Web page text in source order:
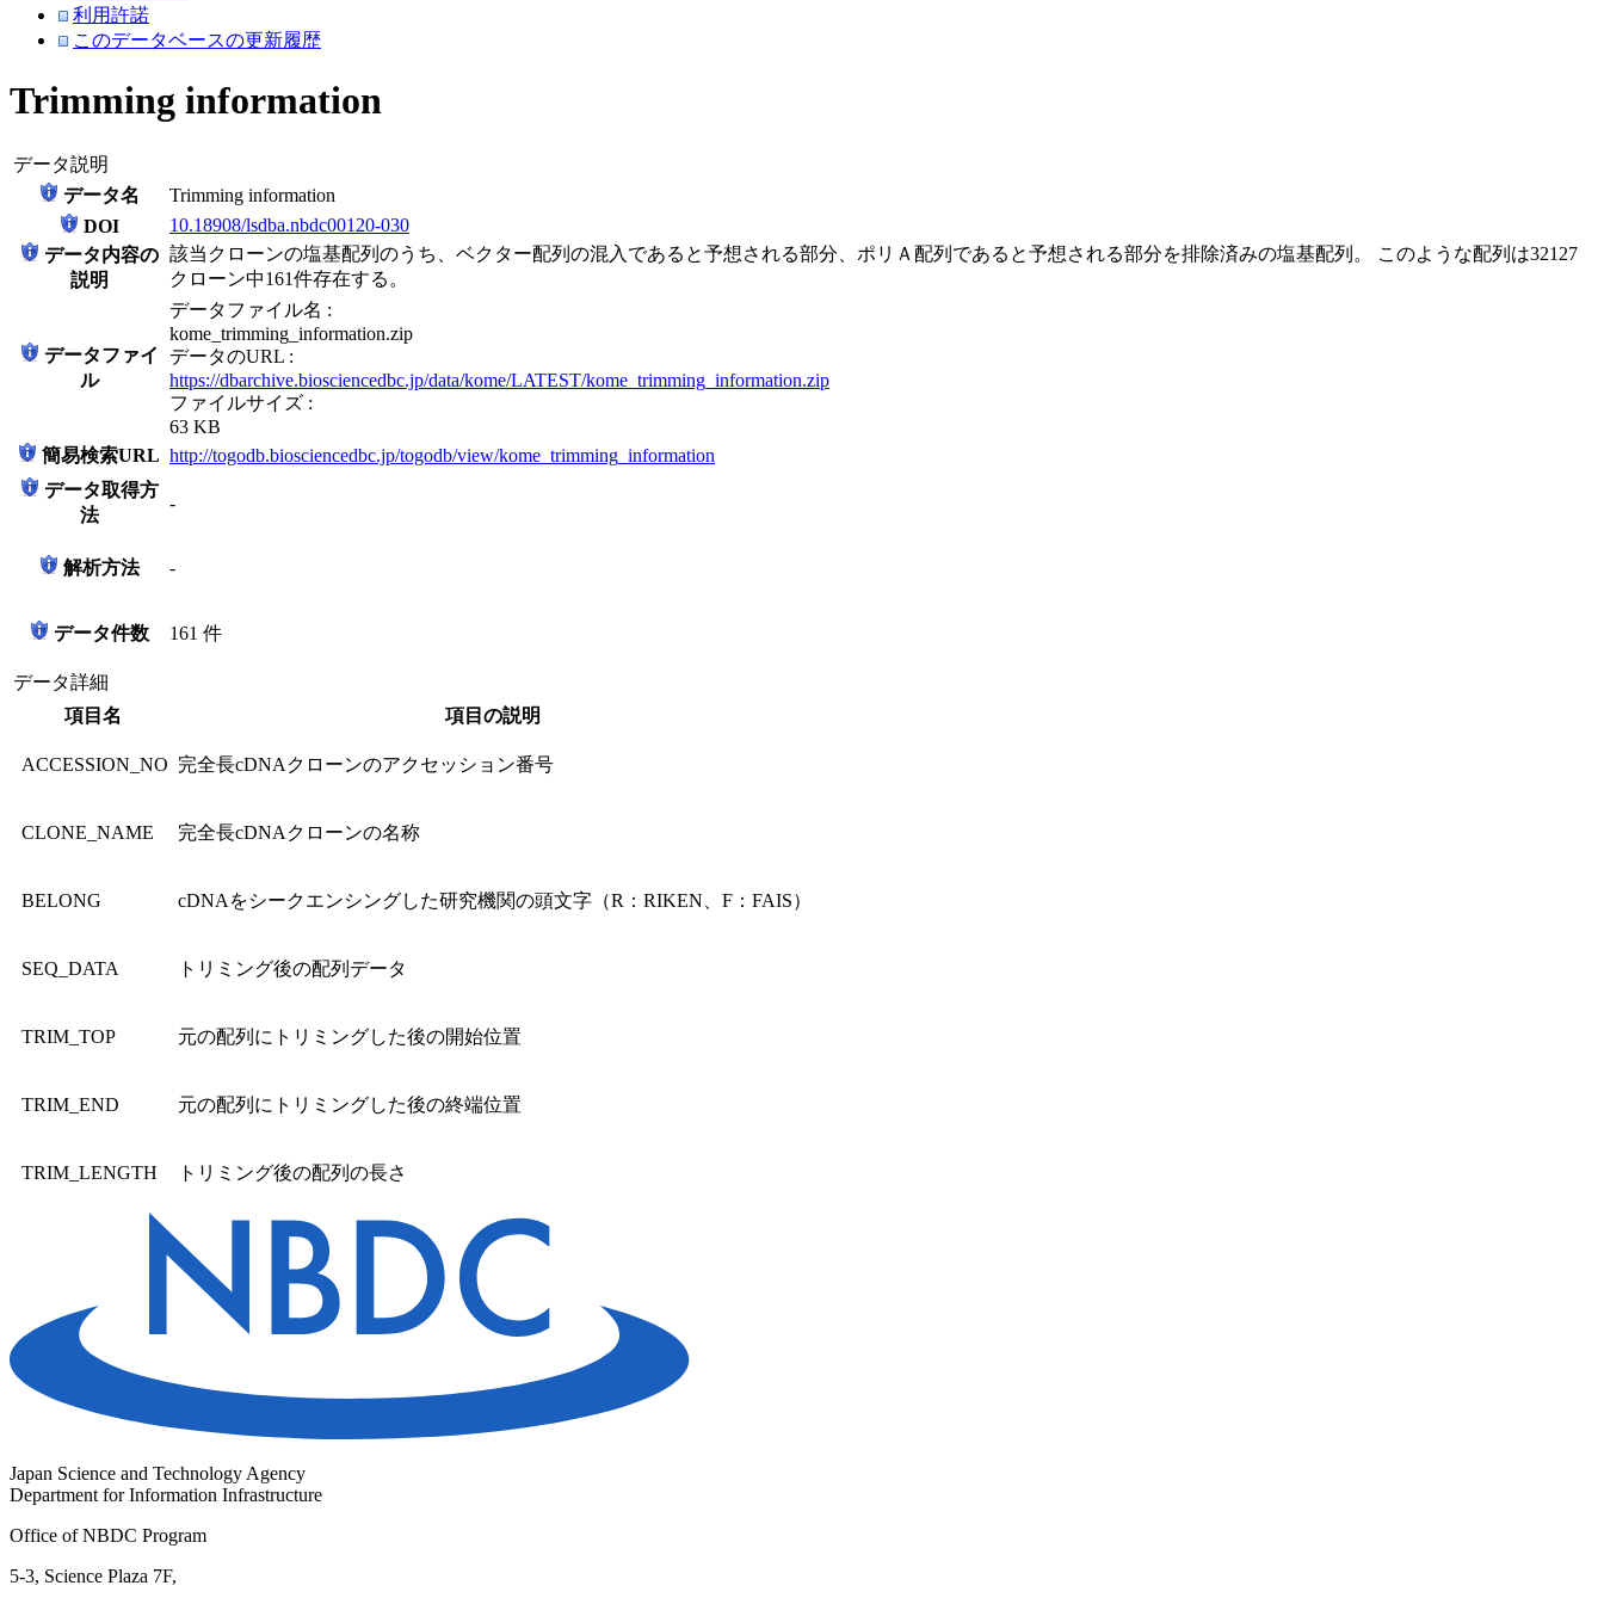
利用許諾
このデータベースの更新履歴
Trimming information
データ説明
データ名
Trimming information
DOI
10.18908/lsdba.nbdc00120-030
データ内容の
説明
該当クローンの塩基配列のうち、ベクター配列の混入であると予想される部分、ポリＡ配列であると予想される部分を排除済みの塩基配列。 このような配列は32127
クローン中161件存在する。
データファイ
ル
データファイル名 :
kome_trimming_information.zip
データのURL :
https://dbarchive.biosciencedbc.jp/data/kome/LATEST/kome_trimming_information.zip
ファイルサイズ :
63 KB
簡易検索URL http://togodb.biosciencedbc.jp/togodb/view/kome_trimming_information
データ取得方
法
-
解析方法 -
データ件数 161 件
データ詳細
項目名
項目の説明
ACCESSION_NO 完全長cDNAクローンのアクセッション番号
CLONE_NAME 完全長cDNAクローンの名称
BELONG cDNAをシークエンシングした研究機関の頭文字（R：RIKEN、F：FAIS）
SEQ_DATA トリミング後の配列データ
TRIM_TOP 元の配列にトリミングした後の開始位置
TRIM_END 元の配列にトリミングした後の終端位置
TRIM_LENGTH トリミング後の配列の長さ
Japan Science and Technology Agency
Department for Information Infrastructure
Office of NBDC Program
5-3, Science Plaza 7F,